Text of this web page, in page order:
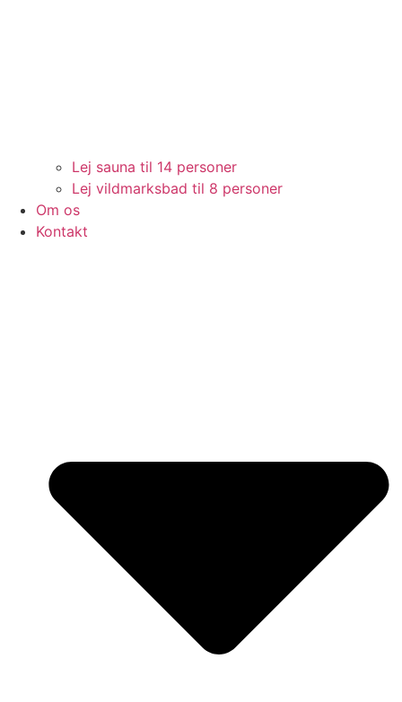
Lej sauna til 14 personer
Lej vildmarksbad til 8 personer
Om os
Kontakt